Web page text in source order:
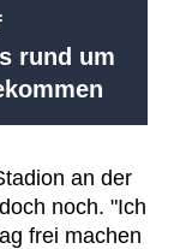
rund um
an der
noch. "Ich
frei machen